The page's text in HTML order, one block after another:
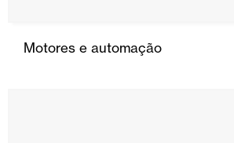
Motores e automação